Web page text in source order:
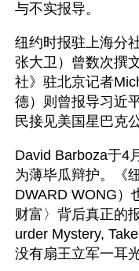
与不实报导。
纽约时报驻上海分
张大卫）曾数次撰
社》驻北京记者
德）则曾报导习近
民接见美国星巴克
David Barboza于4
为薄毕瓜辩护。《
DWARD WONG）
财富〉背后真正的
urder Mystery,
没有扇王立军一耳光